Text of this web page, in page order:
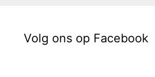
Volg ons op Facebook